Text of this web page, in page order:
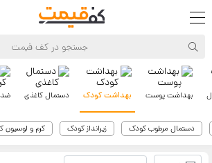
ضد دستمال کاغذی بهداشت کودک بهداشت پوست
کرم و لوسیون زیرانداز کودک دستمال مرطوب کودک
کف‌قیمت
مولفیکس